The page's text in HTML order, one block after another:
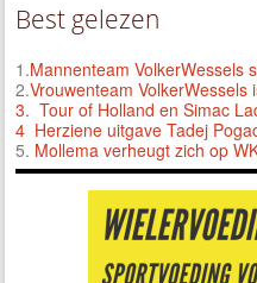
Best gelezen
1.Mannenteam VolkerWessels
2.Vrouwenteam
3. Tour of Holland en Simac
4 Herziene uitgave Tadej
5. Mollema verheugt zich op